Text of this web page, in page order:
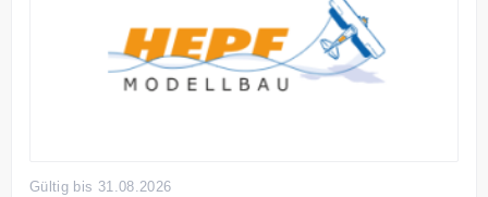
Gültig bis 31.08.2026